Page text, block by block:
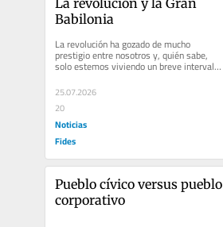
Babilonia
‎La revolución ha gozado de mucho
prestigio entre nosotros y, quién sabe,
solo estemos viviendo un breve intervalo
25.07.2026
20
Noticias
Fides
Pueblo cívico versus pueblo
corporativo